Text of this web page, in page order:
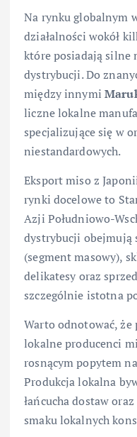
Na rynku globalnym
działalności wokół
które posiadają silne
dystrybucji. Do
między innymi
liczne lokalne
specjalizujące się w
niestandardowych.
Eksport miso z
rynki docelowe to
Azji Południowo-
dystrybucji obejmują
(segment masowy),
delikatesy oraz
szczególnie istotna
Warto odnotować, że
lokalne producenci
rosnącym popytem
Produkcja lokalna
łańcucha dostaw
smaku lokalnych